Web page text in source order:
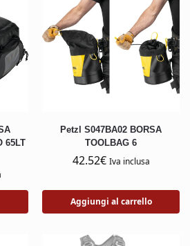
65LT
Petzl S047BA02 BORSA
TOOLBAG 6
42.52€ Iva inclusa
Aggiungi al carrello